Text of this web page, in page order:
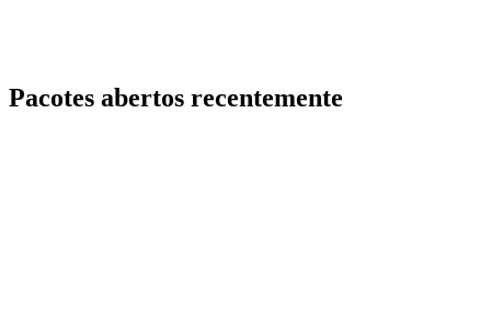
Pacotes abertos recentemente